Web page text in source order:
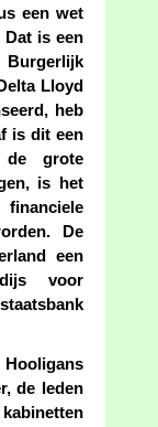
een wet
Dat is een
Lloyd
heb
is dit een
de grote
is het
De
een
voor
de leden